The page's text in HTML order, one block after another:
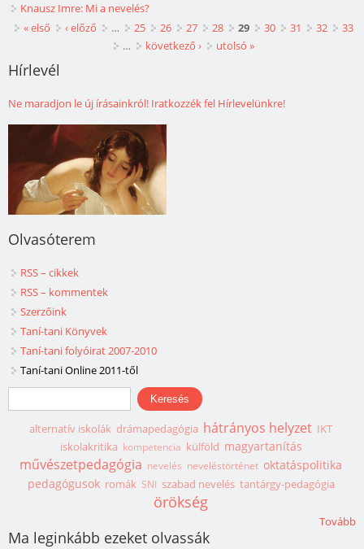
Knausz Imre: Mi a nevelés?
Oldalak
« első ‹ előző … 25 26 27 28 29 30 31 32
33
…
következő › utolsó »
Hírlevél
Ne maradjon le új írásainkról! Iratkozzék fel Hírlevelünkre!
Olvasóterem
RSS – cikkek
RSS – kommentek
Szerzőink
Taní-tani Könyvek
Taní-tani folyóirat 2007-2010
Taní-tani Online 2011-től
Keresés űrlap
Keresés
alternatív iskolák drámapedagógia hátrányos helyzet IKT
iskolakritika kompetencia külföld magyartanítás
művészetpedagógia nevelés neveléstörténet oktatáspolitika
pedagógusok romák SNI szabad nevelés tantárgy-pedagógia
örökség
Tovább
Ma leginkább ezeket olvassák